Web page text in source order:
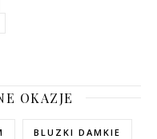
OKAZJE
BLUZKI DAMKIE